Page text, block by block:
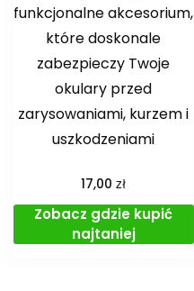
funkcjonalne akcesorium,
które doskonale
zabezpieczy Twoje
okulary przed
zarysowaniami, kurzem i
uszkodzeniami
17,00zł
Zobacz gdzie kupić
najtaniej